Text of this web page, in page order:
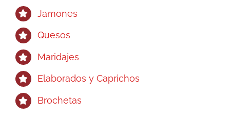
Jamones
Quesos
Maridajes
Elaborados y Caprichos
Brochetas